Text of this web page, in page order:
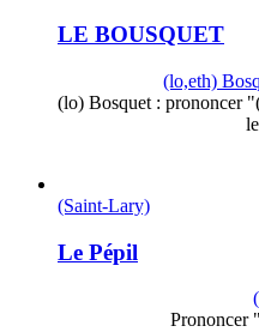
LE BOUSQUET
(lo,eth)
(lo) Bosquet : prononcer
(Saint-Lary)
Le Pépil
Prononcer